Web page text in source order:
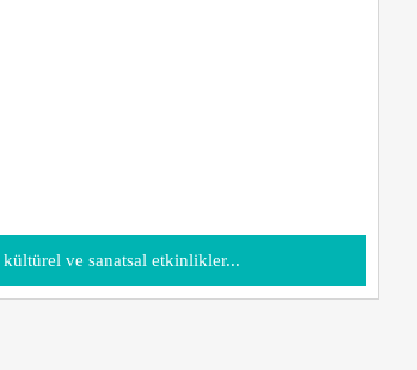
kültürel ve sanatsal etkinlikler...